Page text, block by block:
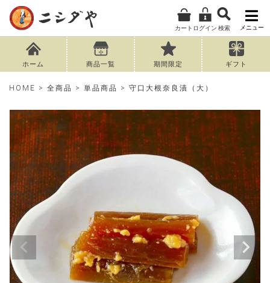
カート ログイン 検索 メニュー
ホーム 商品一覧 期間限定 ギフト
HOME 全商品 単品商品 守口大根奈良漬（大）